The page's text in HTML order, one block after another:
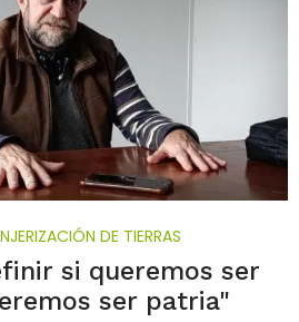
DE TIERRAS
si queremos ser
ser patria"